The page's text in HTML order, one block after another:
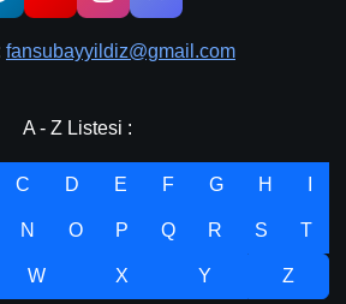
fansubayyildiz@gmail.com
A - Z Listesi :
C D E F G H
N O P Q R S T
W X Y Z